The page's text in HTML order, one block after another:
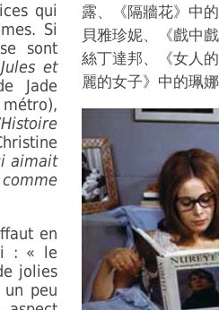
qui
Si
sont
Jules et
Jade
aimait
en
: « le
jolies
peu
露、《隔牆花》中
貝雅珍妮、《戲中
絲丁達邦、《女人
麗的女子》中的珮